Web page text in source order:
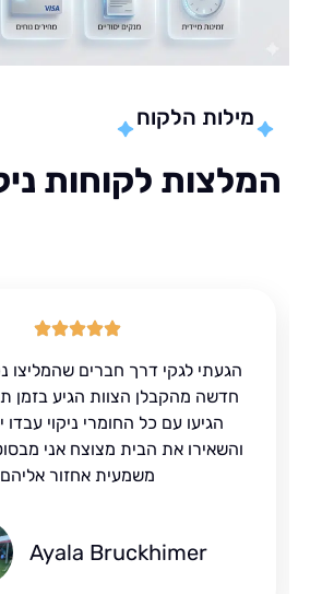
מילות הלקוח
לקוחות ניקיון
הגעתי לגקי דרך חברים שהמליצו נכנסנו
חדשה מהקבלן הצוות הגיע בזמן תקתק
הגיעו עם כל החומרי ניקוי עבדו יסודי
והשאירו את הבית מצוצח אני מבסוטה מאוד
משמעית אחזור אליהם
Ayala Bruckhimer